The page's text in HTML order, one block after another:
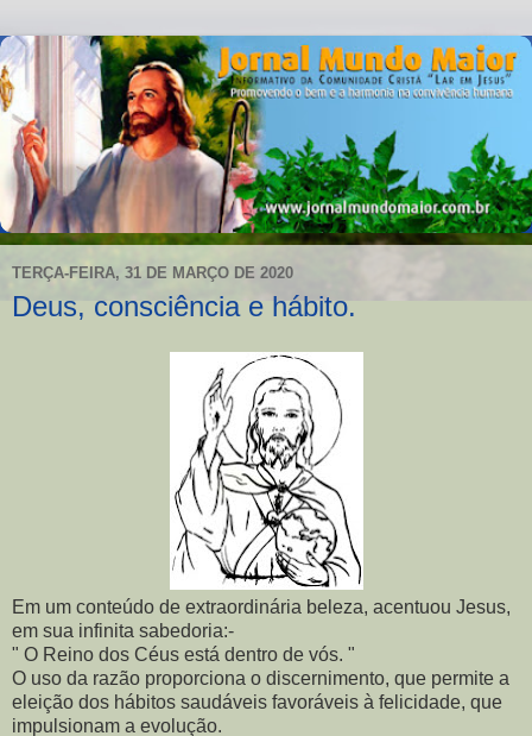
TERÇA-FEIRA, 31 DE MARÇO DE 2020
Deus, consciência e hábito.
Em um conteúdo de extraordinária beleza, acentuou Jesus,
em sua infinita sabedoria:-
" O Reino dos Céus está dentro de vós. "
O uso da razão proporciona o discernimento, que permite a
eleição dos hábitos saudáveis favoráveis à felicidade, que
impulsionam a evolução.